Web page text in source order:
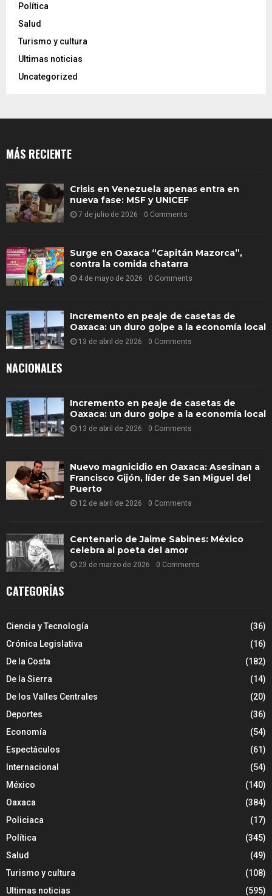
Política
Salud
Turismo y cultura
Ultimas noticias
Uncategorized
MÁS RECIENTE
Crisis en Venezuela apenas entra en
nueva fase: MSF y UNICEF
7 de julio de 2026 0 Comments
Surge en Oaxaca “Capitán Mazorca”,
contra la comida chatarra
4 de mayo de 2026 0 Comments
Incremento en peaje de casetas de
Oaxaca: un duro golpe a la economía local
13 de abril de 2026 0 Comments
NACIONALES
Incremento en peaje de casetas de
Oaxaca: un duro golpe a la economía local
13 de abril de 2026 0 Comments
Nuevo magnicidio en Oaxaca: Asesinan a
Francisco Gijón, líder de San Miguel del
Puerto
12 de abril de 2026 0 Comments
Centenario de Jaime Sabines: México
celebra al poeta del amor
23 de marzo de 2026 0 Comments
CATEGORÍAS
Ciencia y Tecnología
(36)
Crónica Legislativa
(16)
De la Costa
(182)
De la Sierra
(14)
De los Valles Centrales
(20)
Deportes
(36)
Economía
(54)
Espectáculos
(61)
Internacional
(54)
México
(140)
Oaxaca
(384)
Policiaca
(17)
Política
(345)
Salud
(49)
Turismo y cultura
(108)
Ultimas noticias
(595)